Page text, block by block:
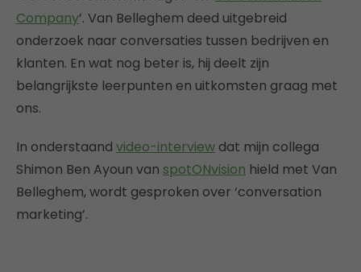
Company’. Van Belleghem deed uitgebreid
onderzoek naar conversaties tussen bedrijven en
klanten. En wat nog beter is, hij deelt zijn
belangrijkste leerpunten en uitkomsten graag met
ons.
In onderstaand video-interview dat mijn collega
Shimon Ben Ayoun van spotONvision hield met Van
Belleghem, wordt gesproken over ‘conversation
marketing’.